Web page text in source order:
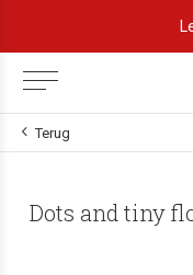
Terug
Dots and tiny